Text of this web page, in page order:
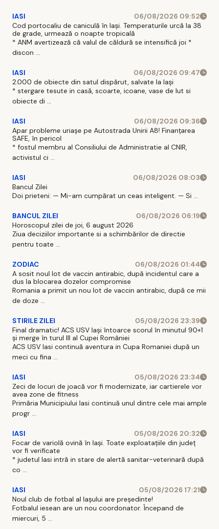
IASI
06/08/2026 09:52
Cod portocaliu de caniculă în Iași. Temperaturile urcă la 38
de grade, urmează o noapte tropicală
* ANM avertizează că valul de căldură se intensifică joi *
discon ...
IASI
06/08/2026 09:47
2.000 de obiecte din satul dispărut, salvate la Iași
* stergare tesute in casă, scoarte, icoane, vase de lut si
obiecte di ...
IASI
06/08/2026 09:36
Apar probleme uriașe pe Autostrada Unirii A8! Finanțarea
SAFE, în pericol
* fostul membru al Consiliului de Administratie al CNIR,
activistul ci ...
IASI
06/08/2026 08:03
Bancul Zilei
Doi prieteni: — Mi-am cumpărat un ceas inteligent. — Si ...
BANCUL ZILEI
06/08/2026 06:19
Horoscopul zilei de joi, 6 august 2026
Ziua deciziilor importante si a schimbărilor de directie
pentru toate ...
ZODIAC
06/08/2026 01:44
A sosit noul lot de vaccin antirabic, după incidentul care a
dus la blocarea dozelor compromise
Romania a primit un nou lot de vaccin antirabic, după ce mii
de doze ...
STIRILE ZILEI
05/08/2026 23:39
Final dramatic! ACS USV Iași întoarce scorul în minutul 90+1
și merge în turul III al Cupei României
ACS USV Iasi continuă aventura in Cupa Romaniei după un
meci cu fina ...
IASI
05/08/2026 23:34
Zeci de locuri de joacă vor fi modernizate, iar cartierele vor
avea zone de fitness
Primăria Municipiului Iasi continuă unul dintre cele mai ample
progr ...
IASI
05/08/2026 20:32
Focar de variolă ovină în Iași. Toate exploatațiile din județ
vor fi verificate
* judetul Iasi intră in stare de alertă sanitar-veterinară după
co ...
IASI
05/08/2026 17:21
Noul club de fotbal al Iașului are președinte!
Fotbalul iesean are un nou coordonator. Începand de
miercuri, 5 ...